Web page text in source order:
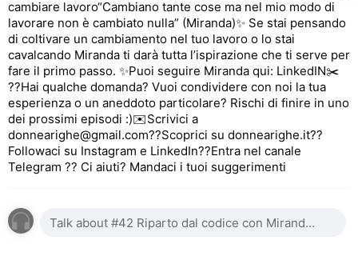
cambiare lavoro“Cambiano tante cose ma nel mio modo di
lavorare non è cambiato nulla” (Miranda)✨ Se stai pensando
di coltivare un cambiamento nel tuo lavoro o lo stai
cavalcando Miranda ti darà tutta l’ispirazione che ti serve per
fare il primo passo. ✨Puoi seguire Miranda qui: LinkedIN✂️
??Hai qualche domanda? Vuoi condividere con noi la tua
esperienza o un aneddoto particolare? Rischi di finire in uno
dei prossimi episodi :)✉️Scrivici a
donnearighe@gmail.com??Scoprici su donnearighe.it??
Followaci su Instagram e LinkedIn??Entra nel canale
Telegram ?? Ci aiuti? Mandaci i tuoi suggerimenti